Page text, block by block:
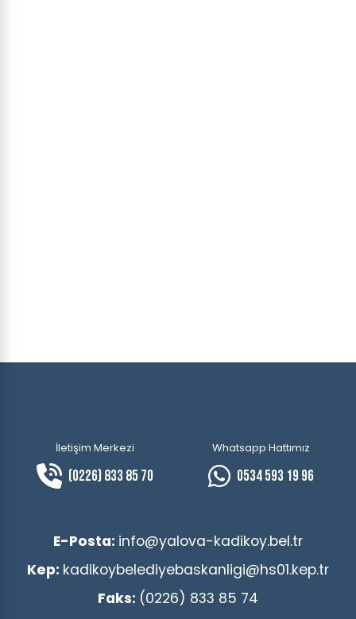
İletişim Merkezi
(0226) 833 85 70
Whatsapp Hattımız
0534 593 19 96
E-Posta: info@yalova-kadikoy.bel.tr
Kep: kadikoybelediyebaskanligi@hs01.kep.tr
Faks: (0226) 833 85 74